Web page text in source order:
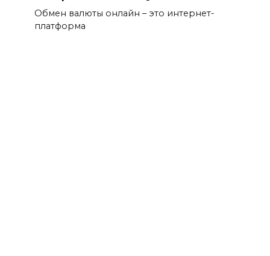
Обмен валюты онлайн – это интернет-
платформа